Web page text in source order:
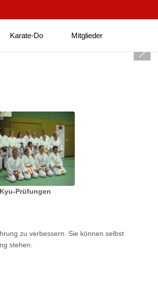
Karate-Do Mitglieder
Kyu-Prüfungen
zu verbessern. Sie können selbst
stehen.